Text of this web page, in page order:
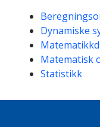
Dynamiske
Matematisk
Statistikk